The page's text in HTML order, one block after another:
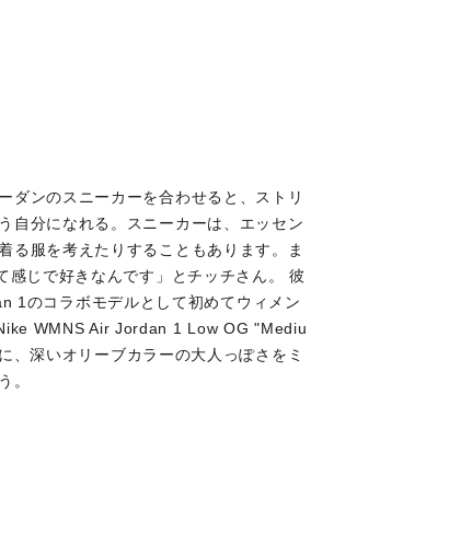
ダンのスニーカーを合わせると、ストリ
自分になれる。スニーカーは、エッセン
る服を考えたりすることもあります。ま
感じで好きなんです」とチッチさん。 彼
1のコラボモデルとして初めてウィメン
WMNS Air Jordan 1 Low OG "Mediu
、深いオリーブカラーの大人っぽさをミ
。